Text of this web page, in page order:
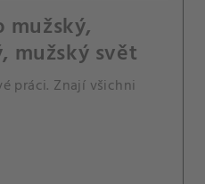
mužský,
mužský svět
práci. Znají všichni